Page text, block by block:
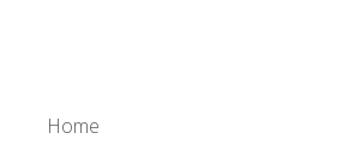
Home